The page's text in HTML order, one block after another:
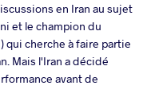
en Iran au sujet
et le champion du
qui cherche à faire partie
Mais l'Iran a décidé
avant de